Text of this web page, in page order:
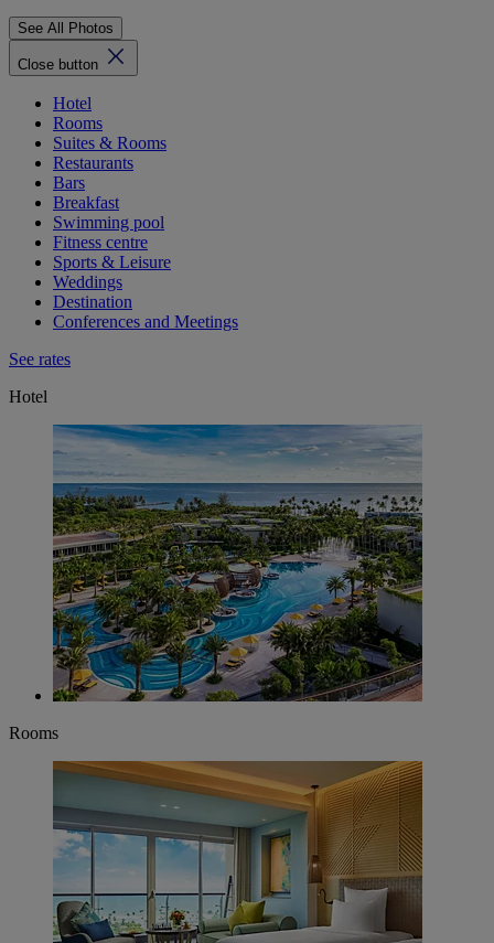
See All Photos
Close button
Hotel
Rooms
Suites & Rooms
Restaurants
Bars
Breakfast
Swimming pool
Fitness centre
Sports & Leisure
Weddings
Destination
Conferences and Meetings
See rates
Hotel
Rooms